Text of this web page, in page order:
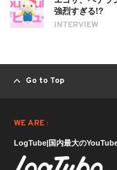
INTERVIEW
強烈すぎる!?
Go to Top
WE ARE :
LogTube|国内最大の